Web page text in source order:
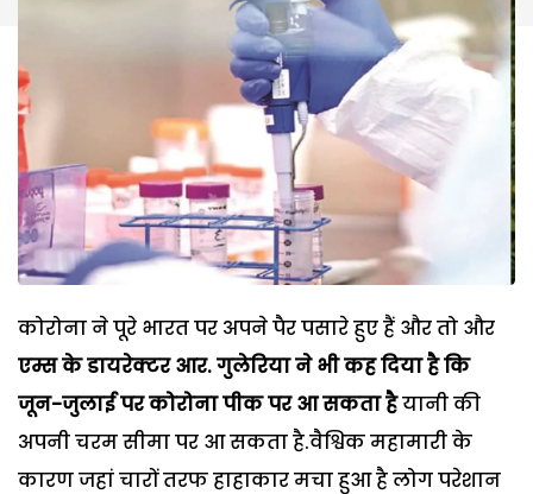
कोरोना ने पूरे भारत पर अपने पैर पसारे हुए हैं और तो और
एम्स के डायरेक्टर आर. गुलेरिया ने भी कह दिया है कि
जून-जुलाई पर कोरोना पीक पर आ सकता हैयानी की
अपनी चरम सीमा पर आ सकता है.वैश्विक महामारी के
कारण जहां चारों तरफ हाहाकार मचा हुआ है लोग परेशान